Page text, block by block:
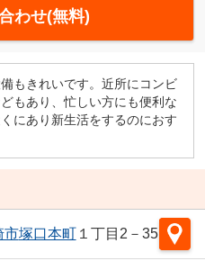
わせ(無料)
もきれいです。近所にコンビ
もあり、忙しい方にも便利な
にあり新生活をするのにおす
市塚口本町１丁目2－35